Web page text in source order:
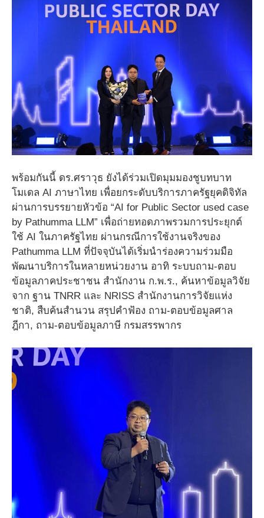
พร้อมกันนี้ ดร.ศราวุธ ยังได้ร่วมเปิดมุมมองชูบทบาท
โมเดล AI ภาษาไทย เพื่อยกระดับบริการภาครัฐยุคดิจิทัล
ผ่านการบรรยายหัวข้อ “AI for Public Sector used case
by Pathumma LLM” เพื่อถ่ายทอดภาพรวมการประยุกต์
ใช้ AI ในภาครัฐไทย ผ่านกรณีการใช้งานจริงของ
Pathumma LLM ที่ปัจจุบันได้เริ่มนำร่องความร่วมมือ
พัฒนาบริการในหลายหน่วยงาน อาทิ ระบบถาม-ตอบ
ข้อมูลภาคประชาชน สำนักงาน ก.พ.ร., ค้นหาข้อมูลวิจัย
จาก ฐาน TNRR และ NRISS สำนักงานการวิจัยแห่ง
ชาติ, สืบค้นสำนวน สรุปคำฟ้อง ถาม-ตอบข้อมูลศาล
ฎีกา, ถาม-ตอบข้อมูลภาษี กรมสรรพากร